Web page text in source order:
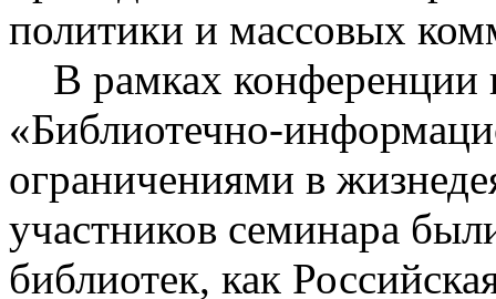
политики и массовых
В рамках конференции
«Библиотечно-
ограничениями в
участников семинара
библиотек, как